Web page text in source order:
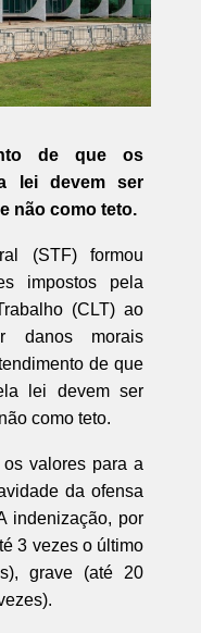
de que os
lei devem ser
não como teto.
(STF) formou
impostos pela
(CLT) ao
danos morais
de que
lei devem ser
como teto.
valores para a
da ofensa
indenização, por
3 vezes o último
grave (até 20